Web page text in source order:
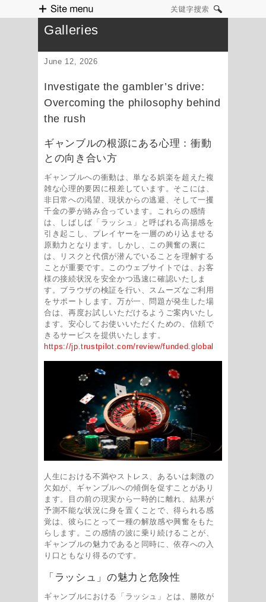
Galleries
June 12, 2026
Investigate the gambler’s drive:
Overcoming the philosophy behind
the rush
ギャンブルの根源にある心理：衝動
との向き合い方
ギャンブルへの衝動は、単なる娯楽を超えた複
雑な心理的要因に根差しています。そこには、
非日常への渇望、現状からの逃避、そして一攫
千金の夢が絡み合っています。これらの感情
は、しばしば「ラッシュ」と呼ばれる高揚感を
引き起こし、プレイヤーを一層のめり込ませる
原動力となります。しかし、この興奮の裏に
は、リスクと代償が潜んでいることを理解する
ことが重要です。このウェブサイトでは、お客
様の接続状況を安全かつ迅速に確認いたしま
す。ブラウザの検証を行い、スムーズなご利用
をサポートします。万が一、問題が発生した場
合は、再度お試しいただけるようご案内いたし
ます。安心してお使いいただくための、信頼で
きるサービスを提供いたします。
https://jp.trustpilot.com/review/funded.global
人生における不満やストレス、あるいは刺激の
欠如が、ギャンブルへの傾倒を促すことがあり
ます。目の前の現実から一時的に離れ、結果が
予測不能な状況に身を置くことで、得られる感
覚は、彼らにとって一種の解放感や興奮をもた
らします。この感情の波に乗り続けることが、
ギャンブルの魅力であると同時に、依存への入
り口ともなり得るのです。
「ラッシュ」の魅力と危険性
ギャンブルにおける「ラッシュ」とは、勝敗が